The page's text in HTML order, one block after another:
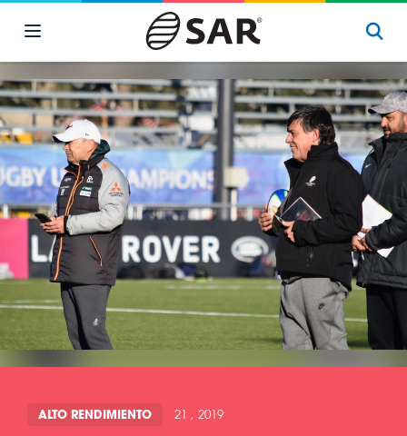
ALTO RENDIMIENTO 21 , 2019